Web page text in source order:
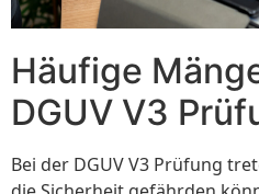
Häufige
DGUV V3
Bei der DGUV V3 Prüfung